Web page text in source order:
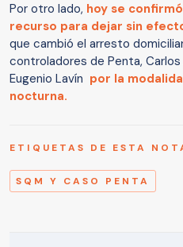
Por otro lado, hoy se
recurso para dejar sin
que cambió el arresto
controladores de Penta,
Eugenio Lavín por la
nocturna.
ETIQUETAS DE ESTA
SQM Y CASO PENTA